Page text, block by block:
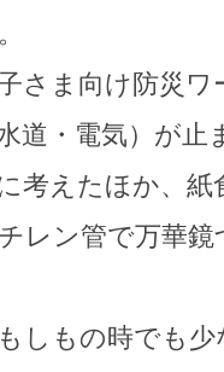
さま向け防災
水道・電気）が
考えたほか、
レン管で万華
しもの時でも